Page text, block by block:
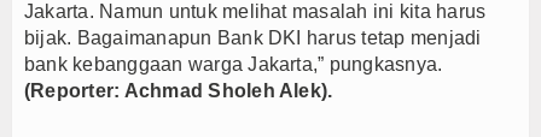
Jakarta. Namun untuk melihat masalah ini kita harus
bijak. Bagaimanapun Bank DKI harus tetap menjadi
bank kebanggaan warga Jakarta,” pungkasnya.
(Reporter: Achmad Sholeh Alek).